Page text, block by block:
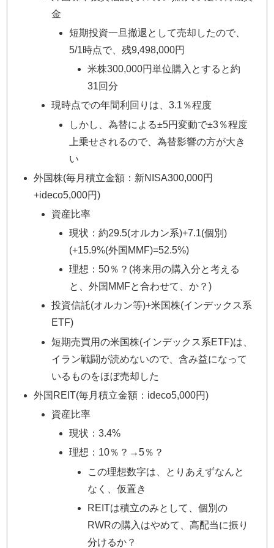
金
短期投資一旦撤退として売却したので、
5/1時点で、残9,498,000円
米株300,000円単位購入とすると約
31回分
現時点での年間利回りは、3.1％程度
しかし、為替による±5円変動で±3％程度
上乗せされるので、為替影響の方が大き
い
外国株(毎月積立金額：新NISA300,000円
+ideco5,000円)
資産比率
現状：約29.5(オルカン系)+7.1(個別)
(+15.9%(外国MMF)=52.5%)
理想：50％？(将来用の購入分と考える
と、外国MMFと合わせて、か？)
投資信託(オルカン等)+米国株(インデックス系
ETF)
短期売買用の米国株(インデックス系ETF)は、
イラン戦闘が読めないので、含み益になって
いるものをほぼ売却した
外国REIT(毎月積立金額：ideco5,000円)
資産比率
現状：3.4%
理想：10％？→5％？
この理想数字は、とりあえずなんと
なく、仮置き
REITは積立のみとして、個別の
RWRの購入はやめて、高配当に振り
分けるか？